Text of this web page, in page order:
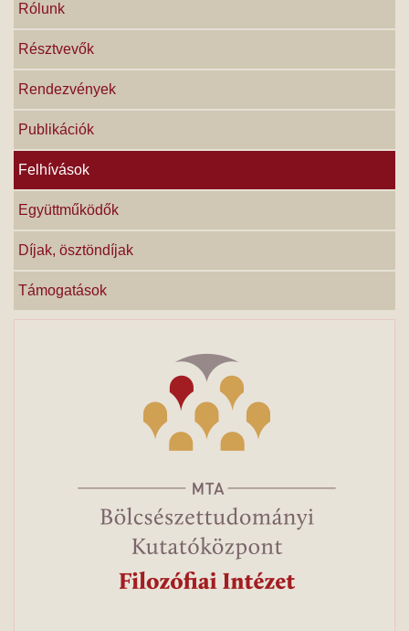
Rólunk
Résztvevők
Rendezvények
Publikációk
Felhívások
Együttműködők
Díjak, ösztöndíjak
Támogatások